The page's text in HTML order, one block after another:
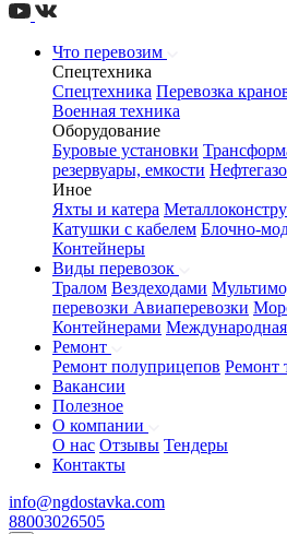
Что перевозим
Спецтехника
Спецтехника Перевозка
Военная техника
Оборудование
Буровые установки
резервуары, емкости
Иное
Яхты и катера
Катушки с кабелем Блочно-
Контейнеры
Виды перевозок
Тралом Вездеходами
перевозки Авиаперевозки
Контейнерами Международная
Ремонт
Ремонт полуприцепов Ремонт
Вакансии
Полезное
О компании
О нас Отзывы Тендеры
Контакты
info@ngdostavka.com
88003026505